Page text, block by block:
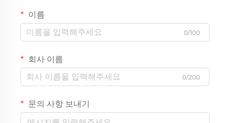
이름
0/100
회사 이름
0/200
문의 사항 보내기